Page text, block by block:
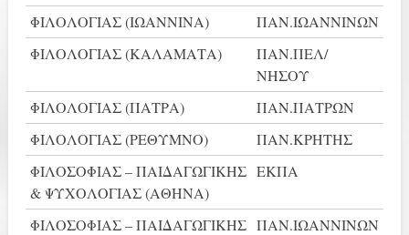
ΦΙΛΟΛΟΓΙΑΣ (ΙΩΑΝΝΙΝΑ)
ΠΑΝ.ΙΩΑΝΝΙΝΩΝ
ΦΙΛΟΛΟΓΙΑΣ (ΚΑΛΑΜΑΤΑ)
ΠΑΝ.ΠΕΛ/
ΝΗΣΟΥ
ΦΙΛΟΛΟΓΙΑΣ (ΠΑΤΡΑ)
ΠΑΝ.ΠΑΤΡΩΝ
ΦΙΛΟΛΟΓΙΑΣ (ΡΕΘΥΜΝΟ)
ΠΑΝ.ΚΡΗΤΗΣ
ΦΙΛΟΣΟΦΙΑΣ – ΠΑΙΔΑΓΩΓΙΚΗΣ
& ΨΥΧΟΛΟΓΙΑΣ (ΑΘΗΝΑ)
ΕΚΠΑ
ΦΙΛΟΣΟΦΙΑΣ – ΠΑΙΔΑΓΩΓΙΚΗΣ ΠΑΝ.ΙΩΑΝΝΙΝΩΝ